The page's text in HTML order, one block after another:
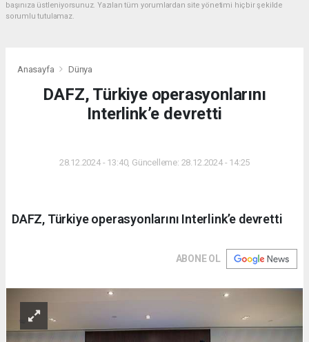
başınıza üstleniyorsunuz. Yazılan tüm yorumlardan site yönetimi hiçbir şekilde
sorumlu tutulamaz.
Anasayfa Dünya
DAFZ, Türkiye operasyonlarını
Interlink’e devretti
28.12.2024 - 13:40, Güncelleme: 28.12.2024 - 14:25
DAFZ, Türkiye operasyonlarını Interlink’e devretti
ABONE OL